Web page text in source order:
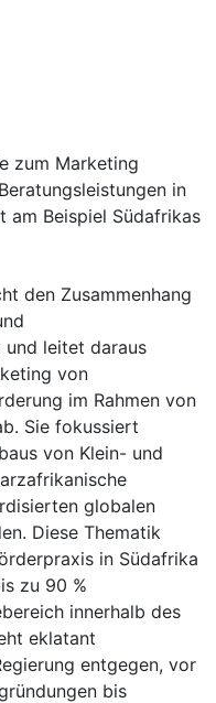
zum Marketing
in
am Beispiel Südafrikas
den Zusammenhang
und leitet daraus
von
im Rahmen von
Sie fokussiert
von Klein- und
globalen
Diese Thematik
in Südafrika
zu 90 %
innerhalb des
eklatant
entgegen, vor
bis